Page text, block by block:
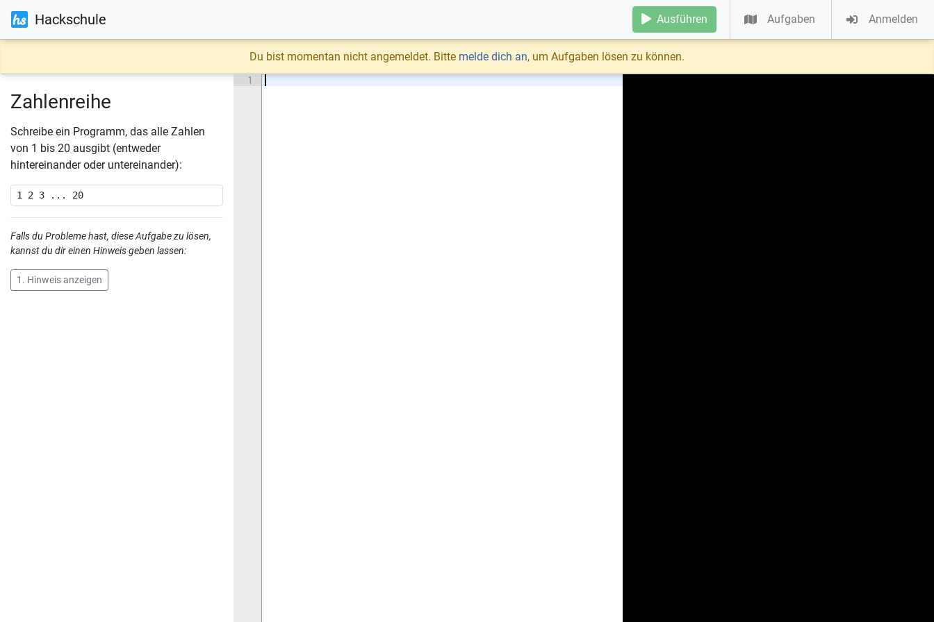
Hackschule Ausführen Aufgaben Anmelden
Zahlenreihe
Schreibe ein Programm, das alle Zahlen
von 1 bis 20 ausgibt (entweder
hintereinander oder untereinander):
Falls du Probleme hast, diese Aufgabe zu lösen,
kannst du dir einen Hinweis geben lassen:
1. Hinweis anzeigen
1
Du bist momentan nicht angemeldet. Bitte melde dich an, um Aufgaben lösen zu können.